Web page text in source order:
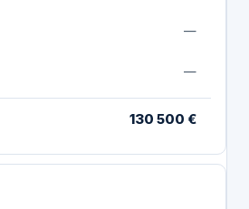
—
—
130 500 €